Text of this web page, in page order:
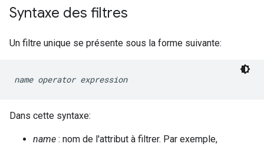
Syntaxe des filtres
Un filtre unique se présente sous la forme suivante:
name operator expression
Dans cette syntaxe:
name : nom de l'attribut à filtrer. Par exemple,